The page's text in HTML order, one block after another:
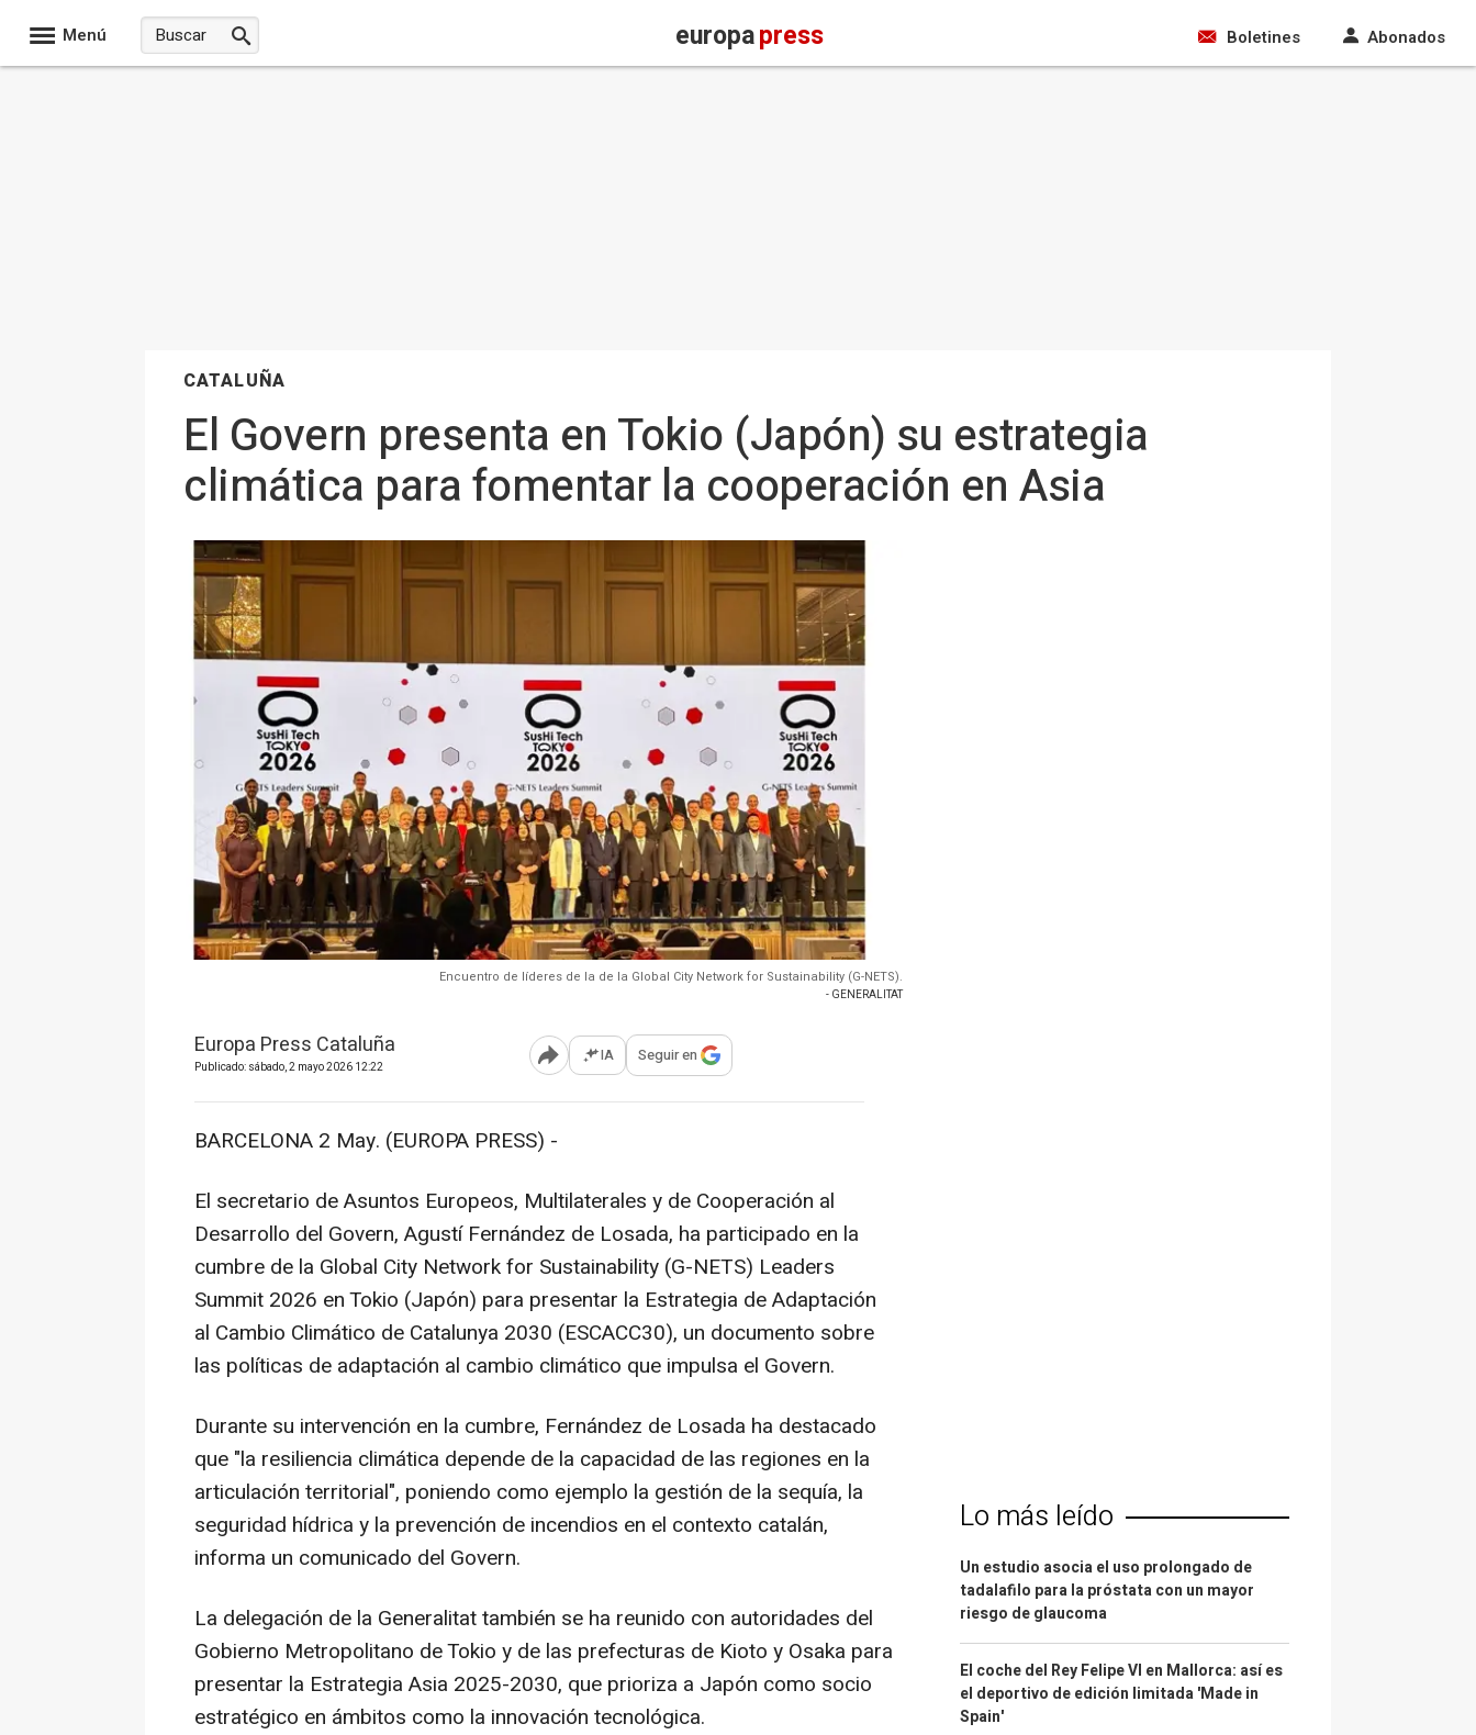
Menú europapress Boletines Abonados
CATALUÑA
El Govern presenta en Tokio (Japón) su estrategia
climática para fomentar la cooperación en Asia
Encuentro de líderes de la de la Global City Network for Sustainability (G-NETS).
- GENERALITAT
Europa Press Cataluña
Publicado: sábado, 2 mayo 2026 12:22 Abrir opciones para compartir
IA Seguir en
BARCELONA 2 May. (EUROPA PRESS) -
El secretario de Asuntos Europeos, Multilaterales y de Cooperación al
Desarrollo del Govern, Agustí Fernández de Losada, ha participado en la
cumbre de la Global City Network for Sustainability (G-NETS) Leaders
Summit 2026 en Tokio (Japón) para presentar la Estrategia de Adaptación
al Cambio Climático de Catalunya 2030 (ESCACC30), un documento sobre
las políticas de adaptación al cambio climático que impulsa el Govern.
Durante su intervención en la cumbre, Fernández de Losada ha destacado
que "la resiliencia climática depende de la capacidad de las regiones en la
articulación territorial", poniendo como ejemplo la gestión de la sequía, la
seguridad hídrica y la prevención de incendios en el contexto catalán,
informa un comunicado del Govern.
La delegación de la Generalitat también se ha reunido con autoridades del
Gobierno Metropolitano de Tokio y de las prefecturas de Kioto y Osaka para
presentar la Estrategia Asia 2025-2030, que prioriza a Japón como socio
estratégico en ámbitos como la innovación tecnológica.
Lo más leído
Un estudio asocia el uso prolongado de
tadalafilo para la próstata con un mayor
riesgo de glaucoma
El coche del Rey Felipe VI en Mallorca: así es
el deportivo de edición limitada 'Made in
Spain'